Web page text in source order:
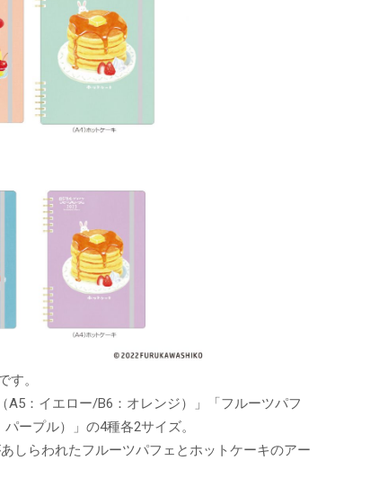
す。
：イエロー/B6：オレンジ）」「フルーツパフ
ープル）」の4種各2サイズ。
しらわれたフルーツパフェとホットケーキのアー